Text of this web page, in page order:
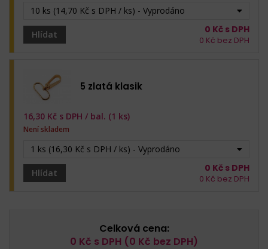
10 ks (14,70 Kč s DPH / ks) - Vyprodáno
Hlídat 0 Kč s DPH
0 Kč bez DPH
5 zlatá klasik
1 ks (16,30 Kč s DPH / ks) - Vyprodáno
Hlídat
16,30 Kč s DPH / bal. (1 ks)
Není skladem
0 Kč s DPH
0 Kč bez DPH
Celková cena:
0 Kč s DPH (0 Kč bez DPH)